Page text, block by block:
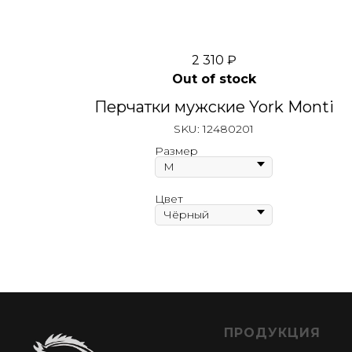
2 310 ₽
Out of stock
Перчатки мужские York Monti
SKU:12480201
Размер
Цвет
ПРОДУКЦИЯ